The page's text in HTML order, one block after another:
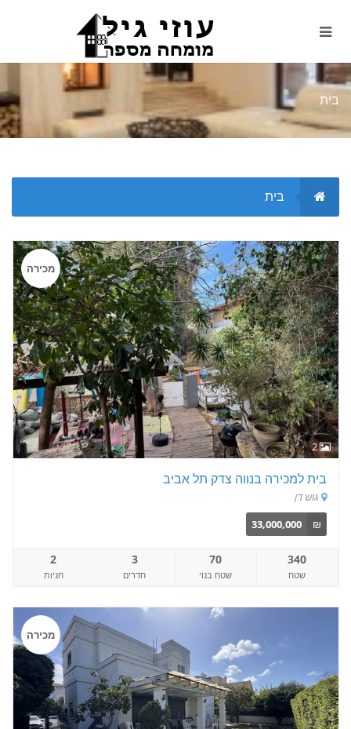
בית
בית
2
מכירה
בית למכירה בנווה צדק תל אביב
גוש דן
₪
33,000,000
340
שטח
70
שטח בנוי
3
חדרים
2
חניות
מכירה